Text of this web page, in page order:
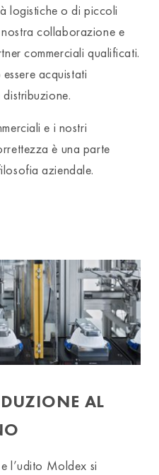
logistiche o di piccoli
collaborazione e
commerciali qualificati.
acquistati
e i nostri
è una parte
aziendale.
AL
l’udito Moldex si